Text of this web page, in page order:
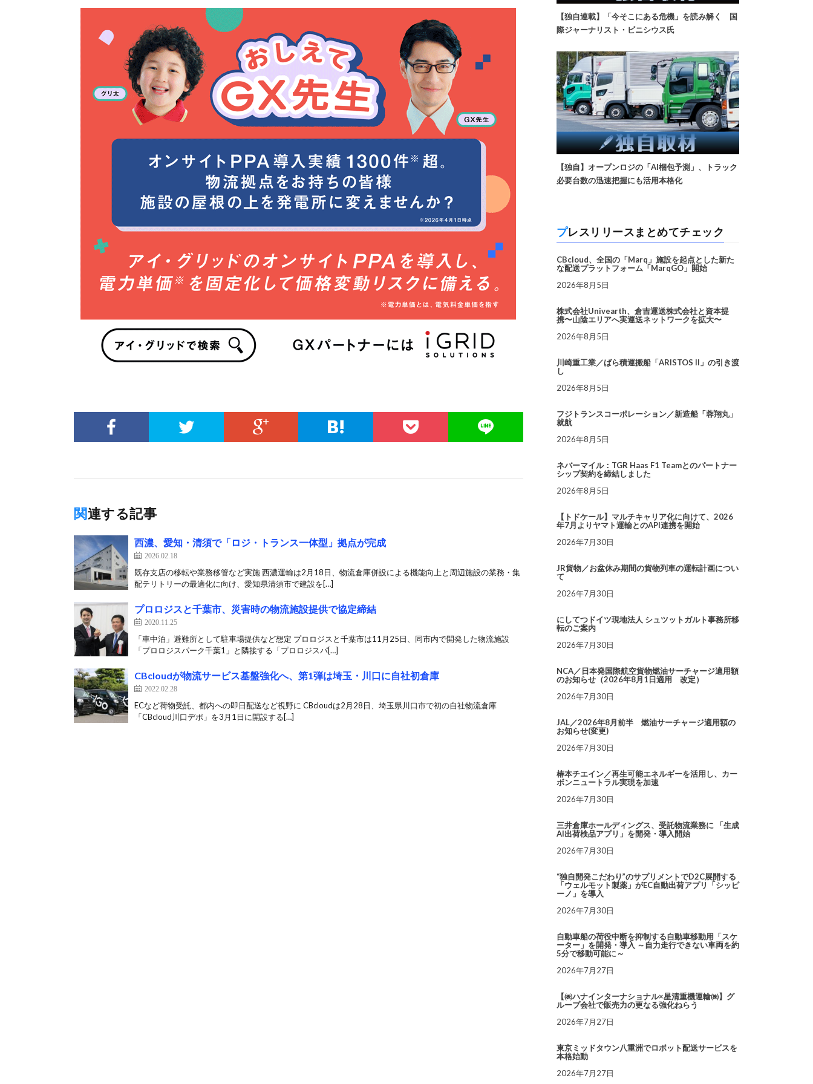
関連する記事
西濃、愛知・清須で「ロジ・トランス一体型」拠点が完成
2026.02.18
既存支店の移転や業務移管など実施 西濃運輸は2月18日、物流倉庫併設による機能向上と周辺施設の業務・集
配テリトリーの最適化に向け、愛知県清須市で建設を[…]
プロロジスと千葉市、災害時の物流施設提供で協定締結
2020.11.25
「車中泊」避難所として駐車場提供など想定 プロロジスと千葉市は11月25日、同市内で開発した物流施設
「プロロジスパーク千葉1」と隣接する「プロロジスパ[…]
CBcloudが物流サービス基盤強化へ、第1弾は埼玉・川口に自社初倉庫
2022.02.28
ECなど荷物受託、都内への即日配送など視野に CBcloudは2月28日、埼玉県川口市で初の自社物流倉庫
「CBcloud川口デポ」を3月1日に開設する[…]
【独自連載】「今そこにある危機」を読み解く 国
際ジャーナリスト・ビニシウス氏
【独自】オープンロジの「AI梱包予測」、トラック
必要台数の迅速把握にも活用本格化
プレスリリースまとめてチェック
CBcloud、全国の「Marq」施設を起点とした新た
な配送プラットフォーム「MarqGO」開始
2026年8月5日
株式会社Univearth、倉吉運送株式会社と資本提
携〜山陰エリアへ実運送ネットワークを拡大〜
2026年8月5日
川崎重工業／ばら積運搬船「ARISTOS II」の引き渡
し
2026年8月5日
フジトランスコーポレーション／新造船「蓉翔丸」
就航
2026年8月5日
ネバーマイル：TGR Haas F1 Teamとのパートナー
シップ契約を締結しました
2026年8月5日
【トドケール】マルチキャリア化に向けて、2026
年7月よりヤマト運輸とのAPI連携を開始
2026年7月30日
JR貨物／お盆休み期間の貨物列車の運転計画につい
て
2026年7月30日
にしてつドイツ現地法人 シュツットガルト事務所移
転のご案内
2026年7月30日
NCA／日本発国際航空貨物燃油サーチャージ適用額
のお知らせ（2026年8月1日適用 改定）
2026年7月30日
JAL／2026年8月前半 燃油サーチャージ適用額の
お知らせ(変更)
2026年7月30日
椿本チエイン／再生可能エネルギーを活用し、カー
ボンニュートラル実現を加速
2026年7月30日
三井倉庫ホールディングス、受託物流業務に 「生成
AI出荷検品アプリ」を開発・導入開始
2026年7月30日
“独自開発こだわり”のサプリメントでD2C展開する
「ウェルモット製薬」がEC自動出荷アプリ「シッピ
ーノ」を導入
2026年7月30日
自動車船の荷役中断を抑制する自動車移動用「スケ
ーター」を開発・導入 ～自力走行できない車両を約
5分で移動可能に～
2026年7月27日
【㈱ハナインターナショナル×星清重機運輸㈱】グ
ループ会社で販売力の更なる強化ねらう
2026年7月27日
東京ミッドタウン八重洲でロボット配送サービスを
本格始動
2026年7月27日